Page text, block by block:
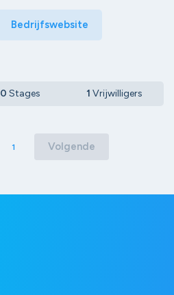
Bedrijfswebsite
0 Stages 1 Vrijwilligers
1 Volgende